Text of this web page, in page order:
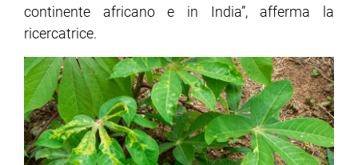
continente africano e in India”, afferma la
ricercatrice.